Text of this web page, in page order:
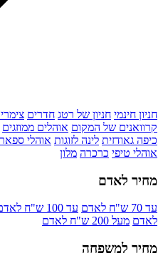
חניון חינמי חניון של רטג חדרים
קרוואנים של המקום אוהלים ממוזגים
כיפה גאודזית לינה לזוגות אוהלי
אוהלי טיפי כרכרה מלון
מחיר לאדם
עד 70 ש"ח לאדם עד 100 ש"ח לאדם
לאדם מעל 200 ש"ח לאדם
מחיר למשפחה